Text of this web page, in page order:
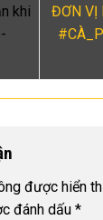
khi
ĐƠN VỊ
được hiển
đánh dấu *